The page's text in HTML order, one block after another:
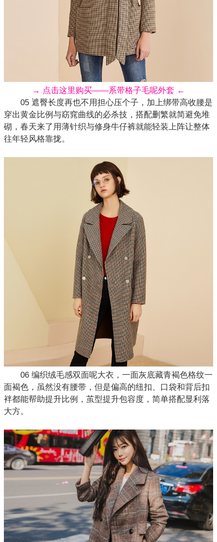
→ 点击这里购买——系带格子毛呢外套 ←
05 遮臀长度再也不用担心压个子，加上绑带高收腰是
穿出黄金比例与窈窕曲线的必杀技，搭配删繁就简避免堆
砌，春天来了用薄针织与修身牛仔裤就能轻装上阵让整体
往年轻风格靠拢。
06 编织绒毛感双面呢大衣，一面灰底藏青褐色格纹一
面褐色，虽然没有腰带，但是偏高的纽扣、口袋和背后扣
袢都能帮助提升比例，茧型提升包容度，简单搭配显利落
大方。